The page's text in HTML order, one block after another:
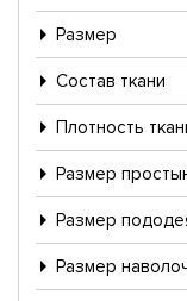
Размер
Состав ткани
Плотность
Размер
Размер
Размер